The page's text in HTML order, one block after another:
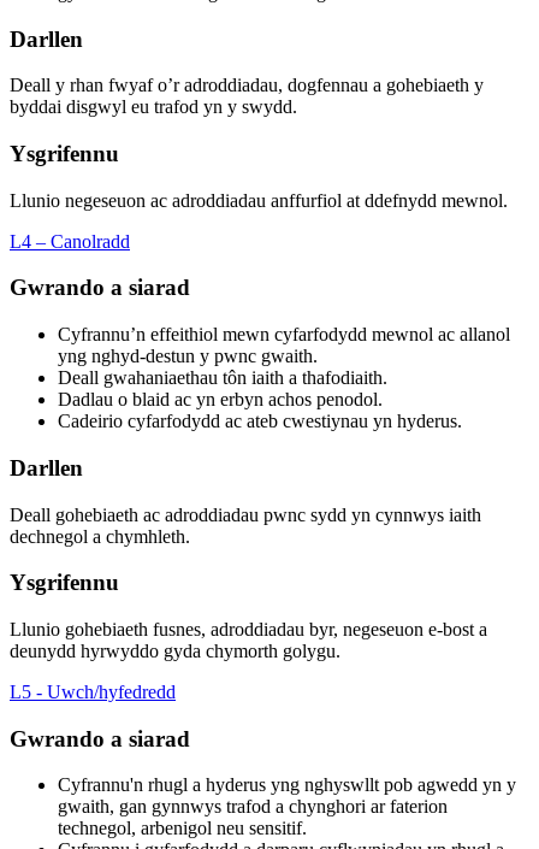
Darllen
Deall y rhan fwyaf o’r adroddiadau, dogfennau a gohebiaeth y
byddai disgwyl eu trafod yn y swydd.
Ysgrifennu
Llunio negeseuon ac adroddiadau anffurfiol at ddefnydd mewnol.
L4 – Canolradd
Gwrando a siarad
Cyfrannu’n effeithiol mewn cyfarfodydd mewnol ac allanol
yng nghyd-destun y pwnc gwaith.
Deall gwahaniaethau tôn iaith a thafodiaith.
Dadlau o blaid ac yn erbyn achos penodol.
Cadeirio cyfarfodydd ac ateb cwestiynau yn hyderus.
Darllen
Deall gohebiaeth ac adroddiadau pwnc sydd yn cynnwys iaith
dechnegol a chymhleth.
Ysgrifennu
Llunio gohebiaeth fusnes, adroddiadau byr, negeseuon e-bost a
deunydd hyrwyddo gyda chymorth golygu.
L5 - Uwch/hyfedredd
Gwrando a siarad
Cyfrannu'n rhugl a hyderus yng nghyswllt pob agwedd yn y
gwaith, gan gynnwys trafod a chynghori ar faterion
technegol, arbenigol neu sensitif.